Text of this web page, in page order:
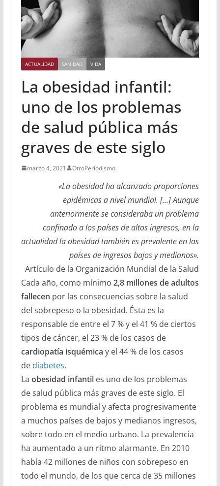
ACTUALIDAD SANIDAD VIDA
La obesidad infantil:
uno de los problemas
de salud pública más
graves de este siglo
marzo 4, 2021 OtroPeriodismo
«La obesidad ha alcanzado proporciones
epidémicas a nivel mundial. […] Aunque
anteriormente se consideraba un problema
confinado a los países de altos ingresos, en la
actualidad la obesidad también es prevalente en los
países de ingresos bajos y medianos».
Artículo de la Organización Mundial de la Salud
Cada año, como mínimo 2,8 millones de adultos
fallecen por las consecuencias sobre la salud
del sobrepeso o la obesidad. Ésta es la
responsable de entre el 7 % y el 41 % de ciertos
tipos de cáncer, el 23 % de los casos de
cardiopatía isquémica y el 44 % de los casos
de diabetes.
La obesidad infantiles uno de los problemas
de salud pública más graves de este siglo. El
problema es mundial y afecta progresivamente
a muchos países de bajos y medianos ingresos,
sobre todo en el medio urbano. La prevalencia
ha aumentado a un ritmo alarmante. En 2010
había 42 millones de niños con sobrepeso en
todo el mundo, de los que cerca de 35 millones